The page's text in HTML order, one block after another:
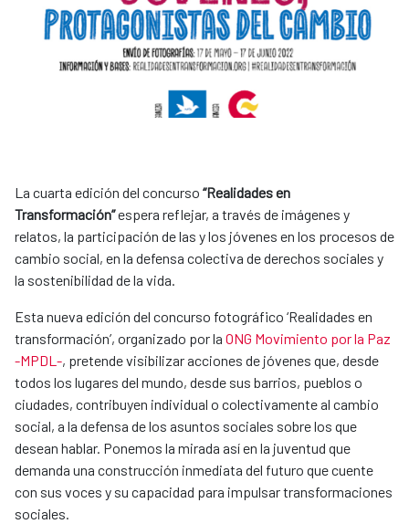
La cuarta edición del concurso “Realidades en
Transformación”espera reflejar, a través de imágenes y
relatos, la participación de las y los jóvenes en los procesos de
cambio social, en la defensa colectiva de derechos sociales y
la sostenibilidad de la vida.
Esta nueva edición del concurso fotográfico ‘Realidades en
transformación’, organizado por la ONG Movimiento por la Paz
-MPDL -, pretende visibilizar acciones de jóvenes que, desde
todos los lugares del mundo, desde sus barrios, pueblos o
ciudades, contribuyen individual o colectivamente al cambio
social, a la defensa de los asuntos sociales sobre los que
desean hablar. Ponemos la mirada así en la juventud que
demanda una construcción inmediata del futuro que cuente
con sus voces y su capacidad para impulsar transformaciones
sociales.